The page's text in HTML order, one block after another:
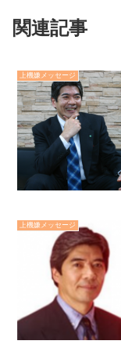
関連記事
上機嫌メッセージ
上機嫌メッセージ